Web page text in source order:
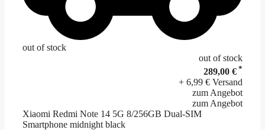
out of stock
out of stock
289,00 € *
+ 6,99 € Versand
zum Angebot
zum Angebot
Xiaomi Redmi Note 14 5G 8/256GB Dual-SIM
Smartphone midnight black